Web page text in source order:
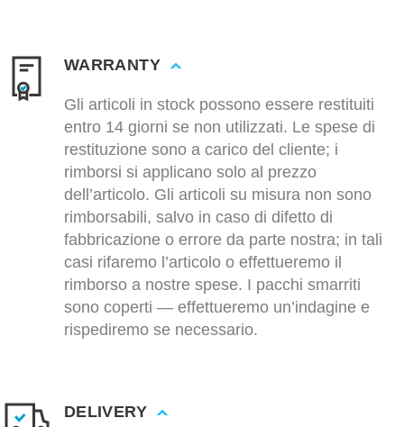
WARRANTY
Gli articoli in stock possono essere restituiti
entro 14 giorni se non utilizzati. Le spese di
restituzione sono a carico del cliente; i
rimborsi si applicano solo al prezzo
dell’articolo. Gli articoli su misura non sono
rimborsabili, salvo in caso di difetto di
fabbricazione o errore da parte nostra; in tali
casi rifaremo l’articolo o effettueremo il
rimborso a nostre spese. I pacchi smarriti
sono coperti — effettueremo un’indagine e
rispediremo se necessario.
DELIVERY